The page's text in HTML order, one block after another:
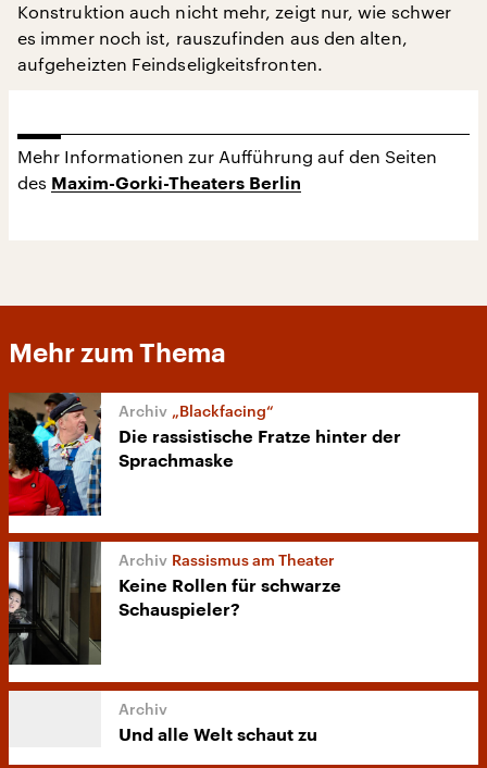
Konstruktion auch nicht mehr, zeigt nur, wie schwer
es immer noch ist, rauszufinden aus den alten,
aufgeheizten Feindseligkeitsfronten.
Mehr Informationen zur Aufführung auf den Seiten
des Maxim-Gorki-Theaters Berlin
Mehr zum Thema
„Blackfacing“
Die rassistische Fratze hinter der
Sprachmaske
Rassismus am Theater
Keine Rollen für schwarze
Schauspieler?
Und alle Welt schaut zu